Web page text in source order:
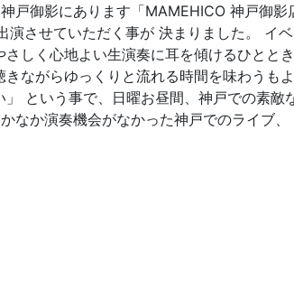
戸御影にあります「MAMEHICO 神戸御影
させていただく事が 決まりました。 イ
さしく心地よい生演奏に耳を傾けるひと
ながらゆっくりと流れる時間を味わうも
という事で、日曜お昼間、神戸での素敵
なか演奏機会がなかった神戸でのライブ